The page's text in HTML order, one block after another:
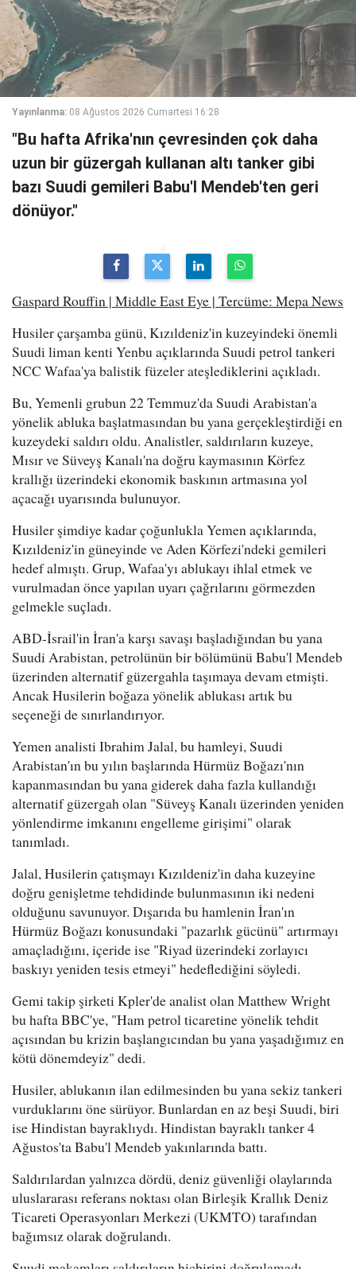
Yayınlanma: 08 Ağustos 2026 Cumartesi 16:28
"Bu hafta Afrika'nın çevresinden çok daha
uzun bir güzergah kullanan altı tanker gibi
bazı Suudi gemileri Babu'l Mendeb'ten geri
dönüyor."
Gaspard Rouffin | Middle East Eye | Tercüme: Mepa News
Husiler çarşamba günü, Kızıldeniz'in kuzeyindeki önemli
Suudi liman kenti Yenbu açıklarında Suudi petrol tankeri
NCC Wafaa'ya balistik füzeler ateşlediklerini açıkladı.
Bu, Yemenli grubun 22 Temmuz'da Suudi Arabistan'a
yönelik abluka başlatmasından bu yana gerçekleştirdiği en
kuzeydeki saldırı oldu. Analistler, saldırıların kuzeye,
Mısır ve Süveyş Kanalı'na doğru kaymasının Körfez
krallığı üzerindeki ekonomik baskının artmasına yol
açacağı uyarısında bulunuyor.
Husiler şimdiye kadar çoğunlukla Yemen açıklarında,
Kızıldeniz'in güneyinde ve Aden Körfezi'ndeki gemileri
hedef almıştı. Grup, Wafaa'yı ablukayı ihlal etmek ve
vurulmadan önce yapılan uyarı çağrılarını görmezden
gelmekle suçladı.
ABD-İsrail'in İran'a karşı savaşı başladığından bu yana
Suudi Arabistan, petrolünün bir bölümünü Babu'l Mendeb
üzerinden alternatif güzergahla taşımaya devam etmişti.
Ancak Husilerin boğaza yönelik ablukası artık bu
seçeneği de sınırlandırıyor.
Yemen analisti Ibrahim Jalal, bu hamleyi, Suudi
Arabistan'ın bu yılın başlarında Hürmüz Boğazı'nın
kapanmasından bu yana giderek daha fazla kullandığı
alternatif güzergah olan "Süveyş Kanalı üzerinden yeniden
yönlendirme imkanını engelleme girişimi" olarak
tanımladı.
Jalal, Husilerin çatışmayı Kızıldeniz'in daha kuzeyine
doğru genişletme tehdidinde bulunmasının iki nedeni
olduğunu savunuyor. Dışarıda bu hamlenin İran'ın
Hürmüz Boğazı konusundaki "pazarlık gücünü" artırmayı
amaçladığını, içeride ise "Riyad üzerindeki zorlayıcı
baskıyı yeniden tesis etmeyi" hedeflediğini söyledi.
Gemi takip şirketi Kpler'de analist olan Matthew Wright
bu hafta BBC'ye, "Ham petrol ticaretine yönelik tehdit
açısından bu krizin başlangıcından bu yana yaşadığımız en
kötü dönemdeyiz" dedi.
Husiler, ablukanın ilan edilmesinden bu yana sekiz tankeri
vurduklarını öne sürüyor. Bunlardan en az beşi Suudi, biri
ise Hindistan bayraklıydı. Hindistan bayraklı tanker 4
Ağustos'ta Babu'l Mendeb yakınlarında battı.
Saldırılardan yalnızca dördü, deniz güvenliği olaylarında
uluslararası referans noktası olan Birleşik Krallık Deniz
Ticareti Operasyonları Merkezi (UKMTO) tarafından
bağımsız olarak doğrulandı.